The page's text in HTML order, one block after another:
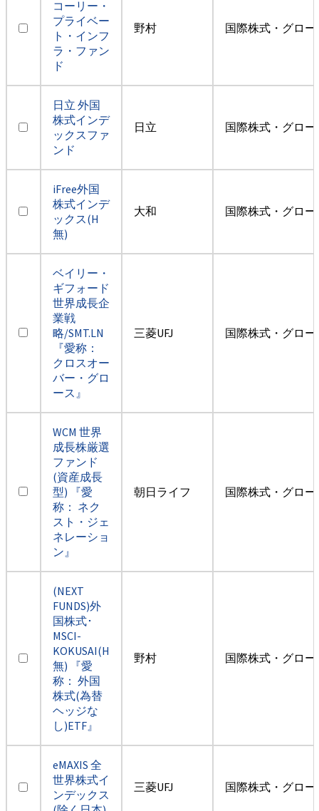
コーリー・
プライベー
ト・インフ
ラ・ファン
ド
野村 国際株式・グロ
日立 外国
株式インデ
ックスファ
ンド
日立 国際株式・グロ
iFree外国
株式インデ
ックス(H
無)
大和 国際株式・グロ
ベイリー・
ギフォード
世界成長企
業戦
略/SMT.LN
『愛称：
クロスオー
バー・グロ
ース』
三菱UFJ 国際株式・グロ
WCM 世界
成長株厳選
ファンド
(資産成長
型) 『愛
称： ネク
スト・ジェ
ネレーショ
ン』
朝日ライフ 国際株式・グロ
(NEXT
FUNDS)外
国株式･
MSCI-
KOKUSAI(H
無) 『愛
称： 外国
株式(為替
ヘッジな
し)ETF』
野村 国際株式・グロ
eMAXIS 全
世界株式イ
ンデックス
三菱UFJ 国際株式・グロ